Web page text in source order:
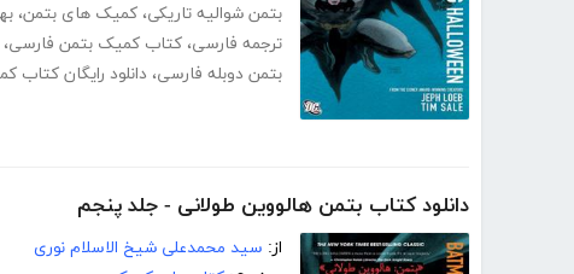
بتمن شوالیه تاریکی، کمیک های بتمن،
ترجمه فارسی، کتاب کمیک بتمن فارسی،
بتمن دوبله فارسی، دانلود رایگان کتاب
دانلود کتاب بتمن هالووین طولانی - جلد پنجم
از: سید محمدعلی شیخ الاسلام نوری